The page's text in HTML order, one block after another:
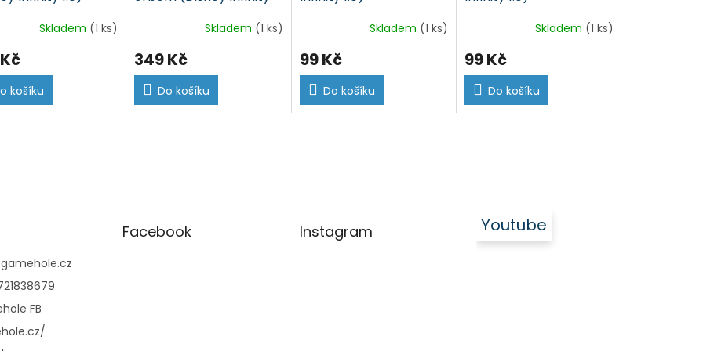
Skladem (1 ks)
košíku
Skladem (1 ks)
349 Kč
Do košíku
Skladem (1 ks)
99 Kč
Do košíku
Skladem (1 ks)
99 Kč
Do košíku
gamehole.cz
FB
Facebook Instagram Youtube